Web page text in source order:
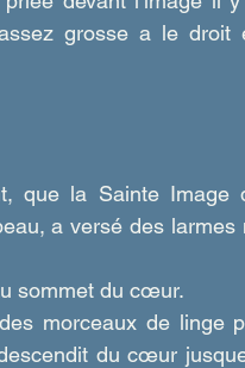
grosse a le droit
que la Sainte Image
a versé des larmes
sommet du cœur.
morceaux de linge
du cœur